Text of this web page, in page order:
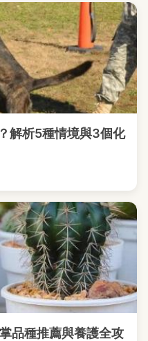
解析5種情境與3個化
品種推薦與養護全攻